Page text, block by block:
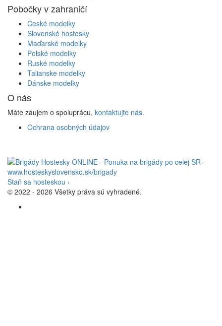
Pobočky v zahraničí
České modelky
Slovenské hostesky
Maďarské modelky
Polské modelky
Ruské modelky
Talianske modelky
Dánske modelky
O nás
Máte záujem o spoluprácu, kontaktujte nás.
Ochrana osobných údajov
Staň sa hosteskou ›
© 2022 - 2026 Všetky práva sú vyhradené.